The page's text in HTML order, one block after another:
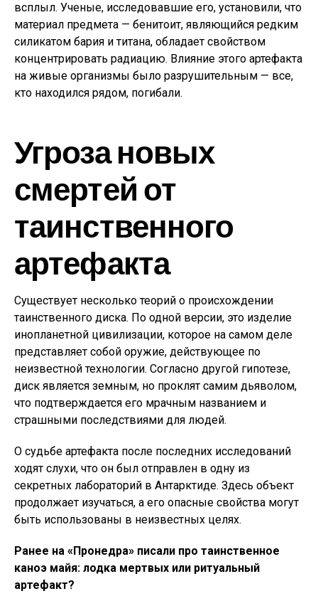
всплыл. Ученые, исследовавшие его, установили, что
материал предмета — бенитоит, являющийся редким
силикатом бария и титана, обладает свойством
концентрировать радиацию. Влияние этого артефакта
на живые организмы было разрушительным — все,
кто находился рядом, погибали.
Угроза новых
смертей от
таинственного
артефакта
Существует несколько теорий о происхождении
таинственного диска. По одной версии, это изделие
инопланетной цивилизации, которое на самом деле
представляет собой оружие, действующее по
неизвестной технологии. Согласно другой гипотезе,
диск является земным, но проклят самим дьяволом,
что подтверждается его мрачным названием и
страшными последствиями для людей.
О судьбе артефакта после последних исследований
ходят слухи, что он был отправлен в одну из
секретных лабораторий в Антарктиде. Здесь объект
продолжает изучаться, а его опасные свойства могут
быть использованы в неизвестных целях.
Ранее на «Пронедра» писали про таинственное
каноэ майя: лодка мертвых или ритуальный
артефакт?